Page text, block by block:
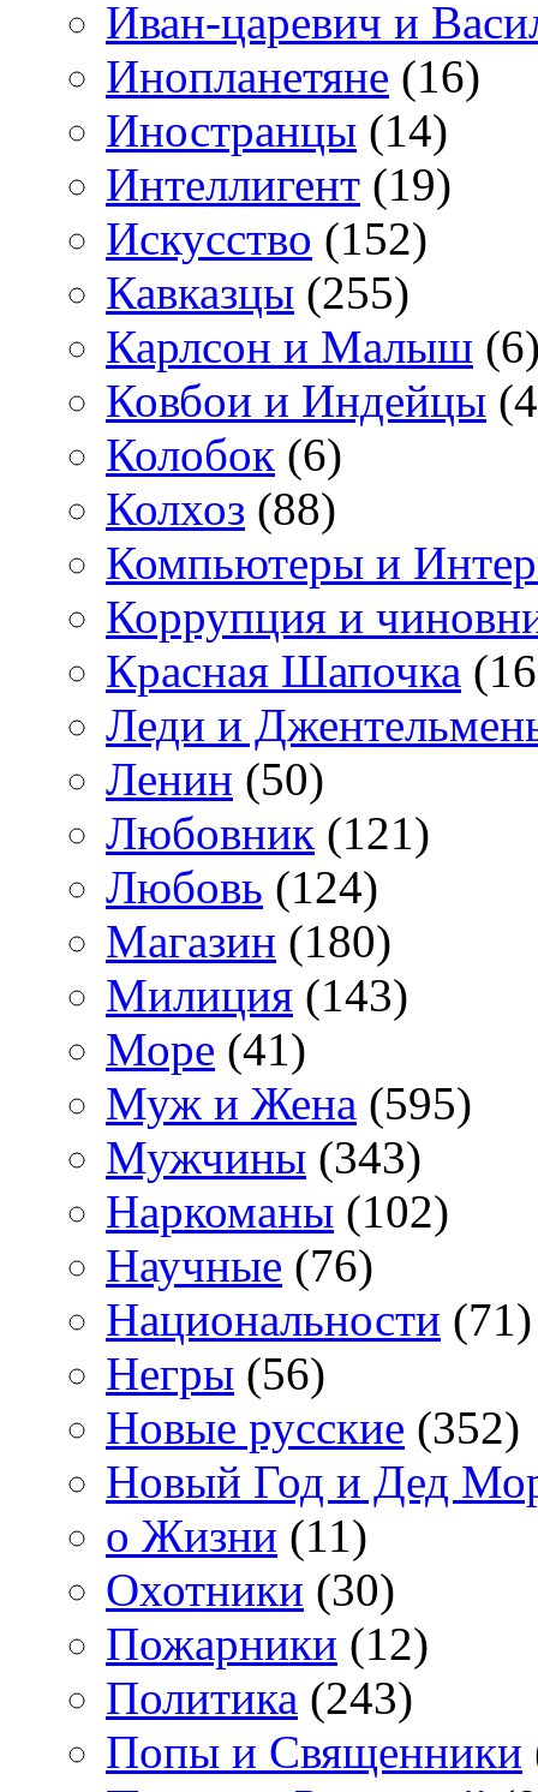
Иван-царевич и
Инопланетяне (16)
Иностранцы (14)
Интеллигент (19)
Искусство (152)
Кавказцы (255)
Карлсон и Малыш
Ковбои и Индейцы
Колобок (6)
Колхоз (88)
Компьютеры и
Коррупция и
Красная Шапочка
Леди и
Ленин (50)
Любовник (121)
Любовь (124)
Магазин (180)
Милиция (143)
Море (41)
Муж и Жена (595)
Мужчины (343)
Наркоманы (102)
Научные (76)
Национальности (71)
Негры (56)
Новые русские (352)
Новый Год и Дед
о Жизни (11)
Охотники (30)
Пожарники (12)
Политика (243)
Попы и Священники